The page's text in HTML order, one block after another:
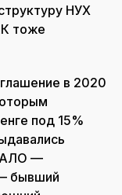
НУХ
тоже
в 2020
под 15%
—
бывший